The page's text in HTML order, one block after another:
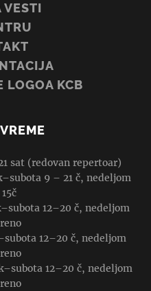
VESTI
LOGOA KCB
sat (redovan repertoar)
9 – 21 č, nedeljom
12–20 č, nedeljom
12–20 č, nedeljom
12–20 č, nedeljom